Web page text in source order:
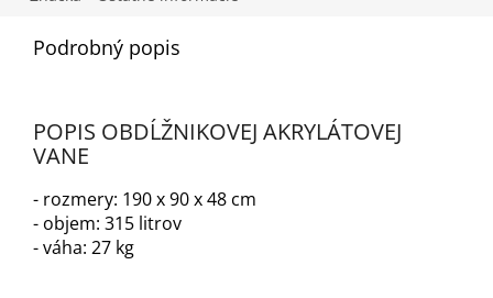
Podrobný popis
POPIS OBDĹŽNIKOVEJ AKRYLÁTOVEJ
VANE
- rozmery: 190 x 90 x 48 cm
- objem: 315 litrov
- váha: 27 kg